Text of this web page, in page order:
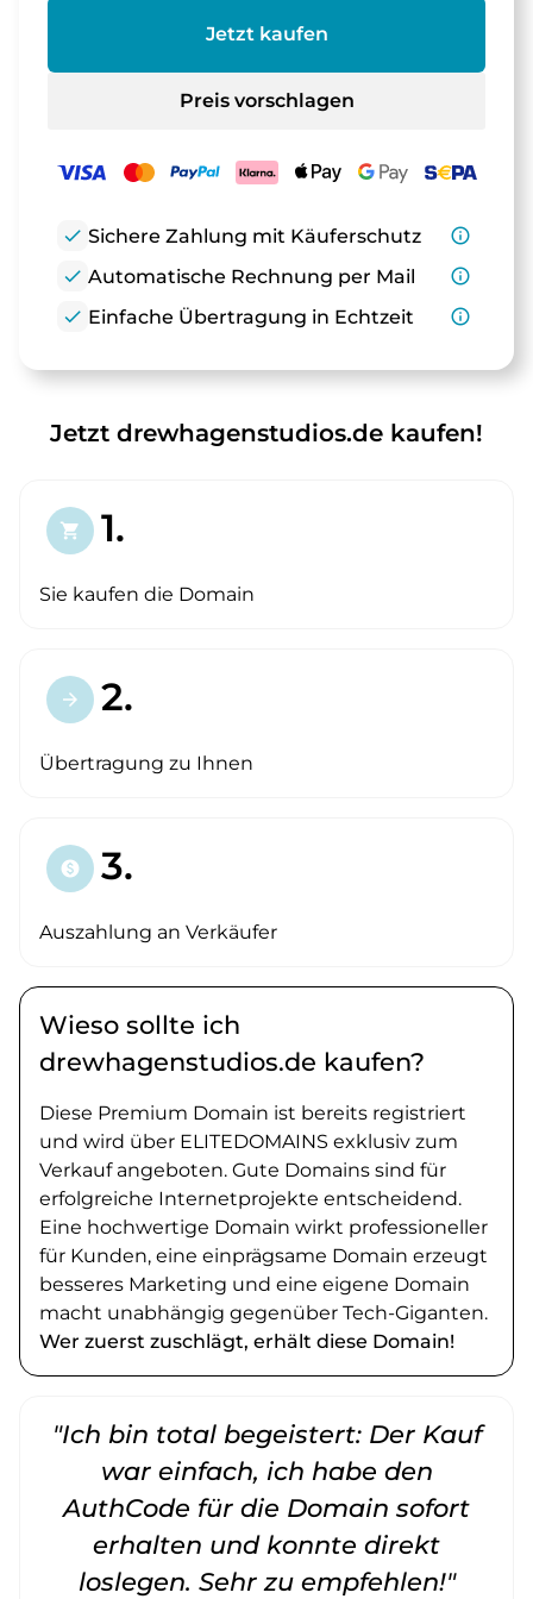
Jetzt kaufen
Preis vorschlagen
check Sichere Zahlung mit Käuferschutz
info_outline
check Automatische Rechnung per Mail
info_outline
check Einfache Übertragung in Echtzeit info_outline
Jetzt drewhagenstudios.de kaufen!
shopping_cart 1.
Sie kaufen die Domain
arrow_forward 2.
Übertragung zu Ihnen
paid 3.
Auszahlung an Verkäufer
Wieso sollte ich
drewhagenstudios.de kaufen?
Diese Premium Domain ist bereits registriert
und wird über ELITEDOMAINS exklusiv zum
Verkauf angeboten. Gute Domains sind für
erfolgreiche Internetprojekte entscheidend.
Eine hochwertige Domain wirkt professioneller
für Kunden, eine einprägsame Domain erzeugt
besseres Marketing und eine eigene Domain
macht unabhängig gegenüber Tech-Giganten.
Wer zuerst zuschlägt, erhält diese Domain!
"Ich bin total begeistert: Der Kauf
war einfach, ich habe den
AuthCode für die Domain sofort
erhalten und konnte direkt
loslegen. Sehr zu empfehlen!"